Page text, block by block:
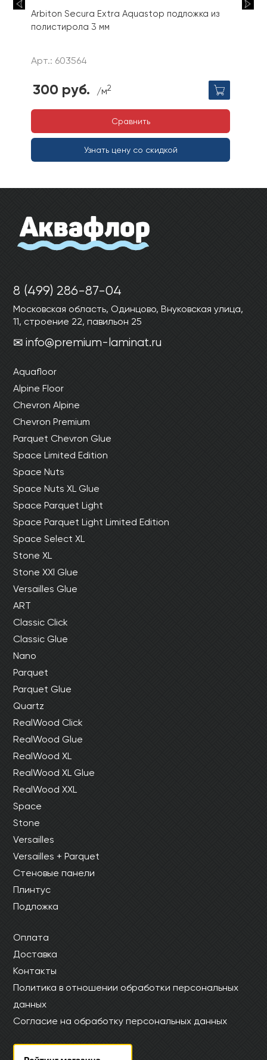
Arbiton Secura Extra Aquastop подложка из
полистирола 3 мм
Арт.: 603564
300 руб. /м2
Сравнить
Узнать цену со скидкой
8 (499) 286-87-04
Московская область, Одинцово, Внуковская улица,
11, строение 22, павильон 25
info@premium-laminat.ru
Aquafloor
Alpine Floor
Chevron Alpine
Chevron Premium
Parquet Chevron Glue
Space Limited Edition
Space Nuts
Space Nuts XL Glue
Space Parquet Light
Space Parquet Light Limited Edition
Space Select XL
Stone XL
Stone XXl Glue
Versailles Glue
ART
Classic Click
Classic Glue
Nano
Parquet
Parquet Glue
Quartz
RealWood Click
RealWood Glue
RealWood XL
RealWood XL Glue
RealWood XXL
Space
Stone
Versailles
Versailles + Parquet
Стеновые панели
Плинтус
Подложка
Оплата
Доставка
Контакты
Политика в отношении обработки персональных
данных
Согласие на обработку персональных данных